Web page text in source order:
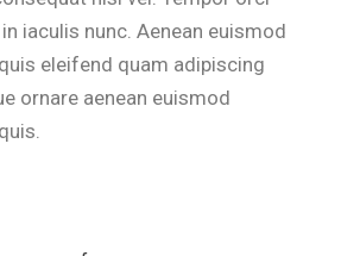
iaculis nunc. Aenean euismod
eleifend quam adipiscing
ornare aenean euismod